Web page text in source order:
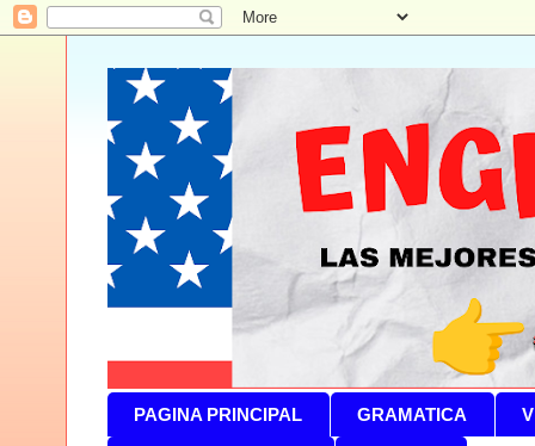
PAGINA PRINCIPAL GRAMATICA